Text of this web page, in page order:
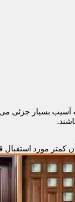
آسیب بسیار جزئی می
کمتر مورد استقبال